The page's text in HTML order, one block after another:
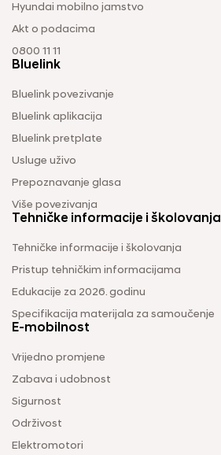
Hyundai mobilno jamstvo
Akt o podacima
0800 11 11
Bluelink
Bluelink povezivanje
Bluelink aplikacija
Bluelink pretplate
Usluge uživo
Prepoznavanje glasa
Više povezivanja
Tehničke informacije i školovanja
Tehničke informacije i školovanja
Pristup tehničkim informacijama
Edukacije za 2026. godinu
Specifikacija materijala za samoučenje
E-mobilnost
Vrijedno promjene
Zabava i udobnost
Sigurnost
Održivost
Elektromotori